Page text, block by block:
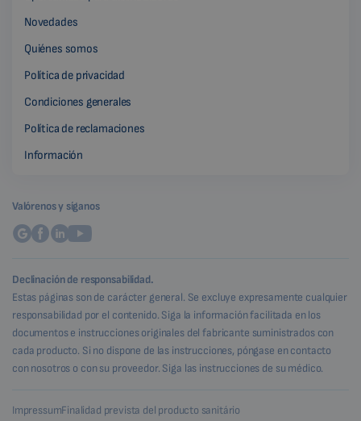
Novedades
Quiénes somos
Política de privacidad
Condiciones generales
Política de reclamaciones
Información
Valórenos y síganos
Declinación de responsabilidad.
Estas páginas son de carácter general. Se excluye expresamente cualquier
responsabilidad por el contenido. Siga la información facilitada en los
documentos e instrucciones originales del fabricante suministrados con
cada producto. Si no dispone de las instrucciones, póngase en contacto
con nosotros o con su proveedor. Siga las instrucciones de su médico.
ImpressumFinalidad prevista del producto sanitário